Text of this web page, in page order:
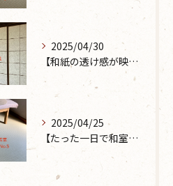
2025/04/30
【和紙の透け感が映えるとても素敵な空間に】大分市で障子の張り替えなら 張替本舗 金沢屋 坂ノ市店へ
2025/04/25
【たった一日で和室が生まれ変わった話】畳の表替えなら 張替本舗 金沢屋 坂ノ市店へ